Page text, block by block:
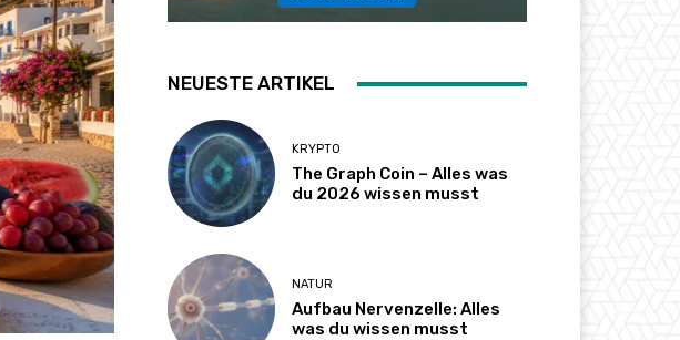
NEUESTE ARTIKEL
KRYPTO
The Graph Coin – Alles was
du 2026 wissen musst
NATUR
Aufbau Nervenzelle: Alles
was du wissen musst